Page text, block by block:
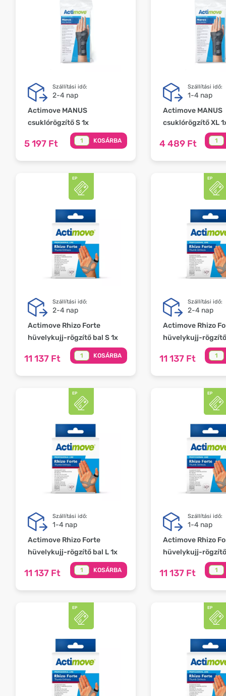
Szállítási idő:
2-4 nap
Actimove MANUS
csuklórögzítő S 1x
5 197 Ft KOSÁRBA
Szállítási idő:
1-4 nap
Actimove MANUS
csuklórögzítő XL
4 489 Ft
Szállítási idő:
2-4 nap
Actimove Rhizo Forte
hüvelykujj-rögzítő bal S 1x
11 137 Ft KOSÁRBA
Szállítási idő:
2-4 nap
Actimove Rhizo
hüvelykujj-rögzítő
11 137 Ft
Szállítási idő:
1-4 nap
Actimove Rhizo Forte
hüvelykujj-rögzítő bal L 1x
11 137 Ft KOSÁRBA
Szállítási idő:
1-4 nap
Actimove Rhizo
hüvelykujj-rögzítő
11 137 Ft